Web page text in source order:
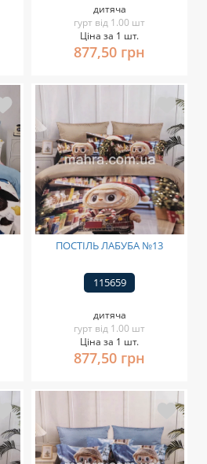
дитяча
гурт від 1.00 шт
Ціна за 1 шт.
877,50 грн
ПОСТІЛЬ ЛАБУБА №13
115659
дитяча
гурт від 1.00 шт
Ціна за 1 шт.
877,50 грн